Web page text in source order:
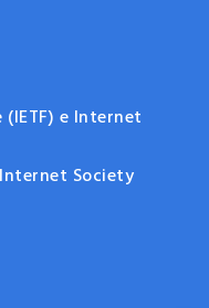
e Internet
Society